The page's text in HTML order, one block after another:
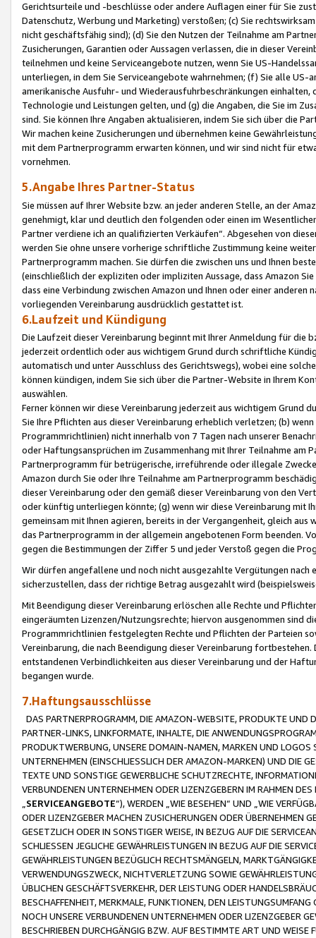
Gerichtsurteile und -beschlüsse oder andere Auflagen einer für Sie
Datenschutz, Werbung und Marketing) verstoßen; (c) Sie
nicht geschäftsfähig sind); (d) Sie den Nutzen der Teilnahme am
Zusicherungen, Garantien oder Aussagen verlassen, die in dieser
teilnehmen und keine Serviceangebote nutzen, wenn Sie US-
unterliegen, in dem Sie Serviceangebote wahrnehmen; (f) Sie alle
amerikanische Ausfuhr- und Wiederausfuhrbeschränkungen
Technologie und Leistungen gelten, und (g) die Angaben, die Sie im
sind. Sie können Ihre Angaben aktualisieren, indem Sie sich über die
Wir machen keine Zusicherungen und übernehmen keine
mit dem Partnerprogramm erwarten können, und wir sind nicht für
vornehmen.
5.Angabe Ihres Partner-Status
Sie müssen auf Ihrer Website bzw. an jeder anderen Stelle, an der
genehmigt, klar und deutlich den folgenden oder einen im
Partner verdiene ich an qualifizierten Verkäufen“. Abgesehen von
werden Sie ohne unsere vorherige schriftliche Zustimmung keine
Partnerprogramm machen. Sie dürfen die zwischen uns und Ihnen
(einschließlich der expliziten oder impliziten Aussage, dass Amazon
dass eine Verbindung zwischen Amazon und Ihnen oder einer
vorliegenden Vereinbarung ausdrücklich gestattet ist.
6.Laufzeit und Kündigung
Die Laufzeit dieser Vereinbarung beginnt mit Ihrer Anmeldung für die
jederzeit ordentlich oder aus wichtigem Grund durch schriftliche
automatisch und unter Ausschluss des Gerichtswegs), wobei eine
können kündigen, indem Sie sich über die Partner-Website in Ihrem
auswählen.
Ferner können wir diese Vereinbarung jederzeit aus wichtigem Grund
Sie Ihre Pflichten aus dieser Vereinbarung erheblich verletzen; (b)
Programmrichtlinien) nicht innerhalb von 7 Tagen nach unserer
oder Haftungsansprüchen im Zusammenhang mit Ihrer Teilnahme am
Partnerprogramm für betrügerische, irreführende oder illegale
Amazon durch Sie oder Ihre Teilnahme am Partnerprogramm
dieser Vereinbarung oder den gemäß dieser Vereinbarung von den
oder künftig unterliegen könnte; (g) wenn wir diese Vereinbarung mit
gemeinsam mit Ihnen agieren, bereits in der Vergangenheit, gleich
das Partnerprogramm in der allgemein angebotenen Form beenden.
gegen die Bestimmungen der Ziffer 5 und jeder Verstoß gegen die
Wir dürfen angefallene und noch nicht ausgezahlte Vergütungen
sicherzustellen, dass der richtige Betrag ausgezahlt wird
Mit Beendigung dieser Vereinbarung erlöschen alle Rechte und
eingeräumten Lizenzen/Nutzungsrechte; hiervon ausgenommen sind
Programmrichtlinien festgelegten Rechte und Pflichten der Parteien
Vereinbarung, die nach Beendigung dieser Vereinbarung
entstandenen Verbindlichkeiten aus dieser Vereinbarung und der
begangen wurde.
7.Haftungsausschlüsse
DAS PARTNERPROGRAMM, DIE AMAZON-WEBSITE, PRODUKTE UND
PARTNER-LINKS, LINKFORMATE, INHALTE, DIE
PRODUKTWERBUNG, UNSERE DOMAIN-NAMEN, MARKEN UND
UNTERNEHMEN (EINSCHLIESSLICH DER AMAZON-MARKEN) UND DIE
TEXTE UND SONSTIGE GEWERBLICHE SCHUTZRECHTE,
VERBUNDENEN UNTERNEHMEN ODER LIZENZGEBERN IM RAHMEN
SERVICEANGEBOTE“), WERDEN „WIE BESEHEN“ UND „WIE
ODER LIZENZGEBER MACHEN ZUSICHERUNGEN ODER ÜBERNEHMEN
GESETZLICH ODER IN SONSTIGER WEISE, IN BEZUG AUF DIE
SCHLIESSEN JEGLICHE GEWÄHRLEISTUNGEN IN BEZUG AUF DIE
GEWÄHRLEISTUNGEN BEZÜGLICH RECHTSMÄNGELN,
VERWENDUNGSZWECK, NICHTVERLETZUNG SOWIE
ÜBLICHEN GESCHÄFTSVERKEHR, DER LEISTUNG ODER
BESCHAFFENHEIT, MERKMALE, FUNKTIONEN, DEN
NOCH UNSERE VERBUNDENEN UNTERNEHMEN ODER LIZENZGEBER
BESCHRIEBEN DURCHGÄNGIG BZW. AUF BESTIMMTE ART UND